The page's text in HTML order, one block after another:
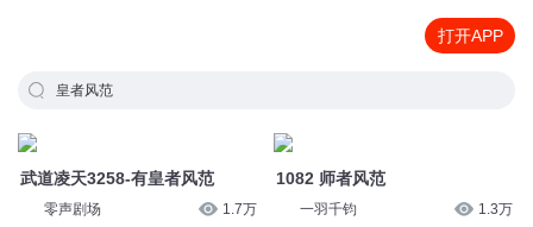
打开APP
皇者风范
武道凌天3258-有皇者风范
零声剧场 1.7万
1082 师者风范
一羽千钧 1.3万